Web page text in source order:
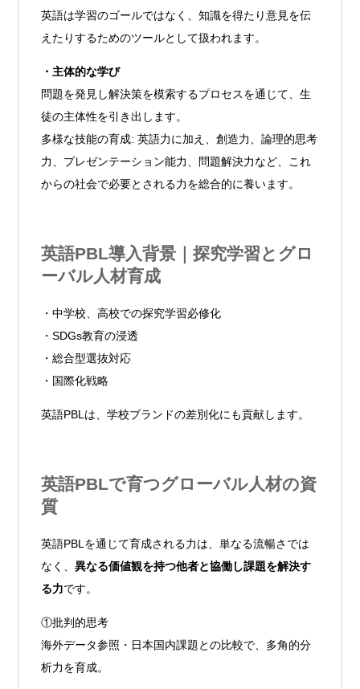
英語は学習のゴールではなく、知識を得たり意見を伝
えたりするためのツールとして扱われます。
・主体的な学び
問題を発見し解決策を模索するプロセスを通じて、生
徒の主体性を引き出します。
多様な技能の育成: 英語力に加え、創造力、論理的思考
力、プレゼンテーション能力、問題解決力など、これ
からの社会で必要とされる力を総合的に養います。
英語PBL導入背景｜探究学習とグロ
ーバル人材育成
・中学校、高校での探究学習必修化
・SDGs教育の浸透
・総合型選抜対応
・国際化戦略
英語PBLは、学校ブランドの差別化にも貢献します。
英語PBLで育つグローバル人材の資
質
英語PBLを通じて育成される力は、単なる流暢さでは
なく、異なる価値観を持つ他者と協働し課題を解決す
る力です。
①批判的思考
海外データ参照・日本国内課題との比較で、多角的分
析力を育成。